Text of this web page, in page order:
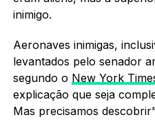
inimigo.
Aeronaves inimigas,
levantados pelo senador
segundo o New York
explicação que seja
Mas precisamos